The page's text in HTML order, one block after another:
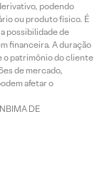
podendo
ou produto físico. É
possibilidade de
financeira. A duração
o patrimônio do cliente
de mercado,
afetar o
DE